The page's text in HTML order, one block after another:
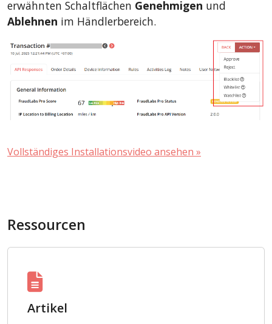
erwähnten Schaltflächen Genehmigen und
Ablehnen im Händlerbereich.
Vollständiges Installationsvideo ansehen »
Ressourcen
Artikel